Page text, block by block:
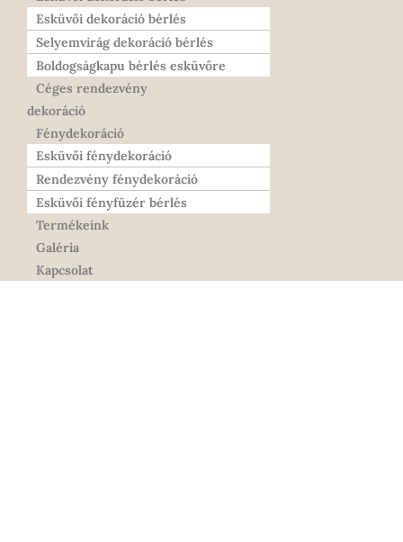
Esküvői dekoráció bérlés
Selyemvirág dekoráció bérlés
Boldogságkapu bérlés esküvőre
Céges rendezvény
dekoráció
Fénydekoráció
Esküvői fénydekoráció
Rendezvény fénydekoráció
Esküvői fényfüzér bérlés
Termékeink
Galéria
Kapcsolat